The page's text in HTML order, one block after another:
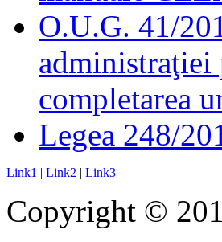
O.U.G. 41/
administraţiei
completarea
Legea 248/
Link1 | Link2 | Link3
Copyright ©